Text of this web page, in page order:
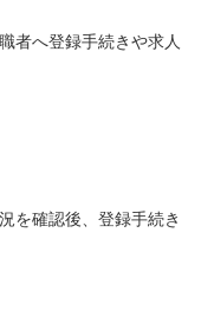
者へ登録手続きや求人
を確認後、登録手続き